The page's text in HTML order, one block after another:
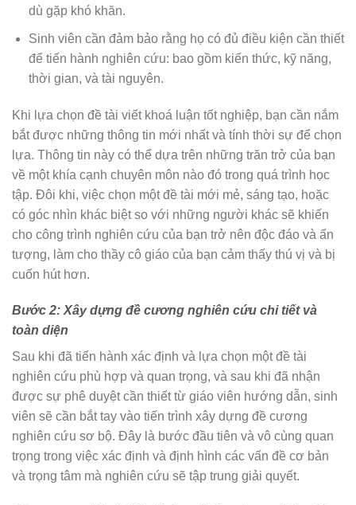
dù gặp khó khăn.
Sinh viên cần đảm bảo rằng họ có đủ điều kiện cần thiết
để tiến hành nghiên cứu: bao gồm kiến thức, kỹ năng,
thời gian, và tài nguyên.
Khi lựa chọn đề tài viết khoá luận tốt nghiệp, bạn cần nắm
bắt được những thông tin mới nhất và tính thời sự để chọn
lựa. Thông tin này có thể dựa trên những trăn trở của bạn
về một khía cạnh chuyên môn nào đó trong quá trình học
tập. Đôi khi, việc chọn một đề tài mới mẻ, sáng tạo, hoặc
có góc nhìn khác biệt so với những người khác sẽ khiến
cho công trình nghiên cứu của bạn trở nên độc đáo và ấn
tượng, làm cho thầy cô giáo của bạn cảm thấy thú vị và bị
cuốn hút hơn.
Bước 2: Xây dựng đề cương nghiên cứu chi tiết và
toàn diện
Sau khi đã tiến hành xác định và lựa chọn một đề tài
nghiên cứu phù hợp và quan trọng, và sau khi đã nhận
được sự phê duyệt cần thiết từ giáo viên hướng dẫn, sinh
viên sẽ cần bắt tay vào tiến trình xây dựng đề cương
nghiên cứu sơ bộ. Đây là bước đầu tiên và vô cùng quan
trọng trong việc xác định và định hình các vấn đề cơ bản
và trọng tâm mà nghiên cứu sẽ tập trung giải quyết.